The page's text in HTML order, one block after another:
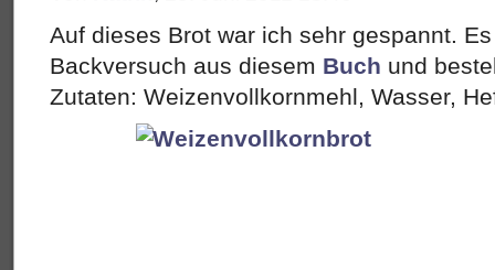
Auf dieses Brot war ich sehr gespannt.
Backversuch aus diesem Buch und
Zutaten: Weizenvollkornmehl, Wasser,